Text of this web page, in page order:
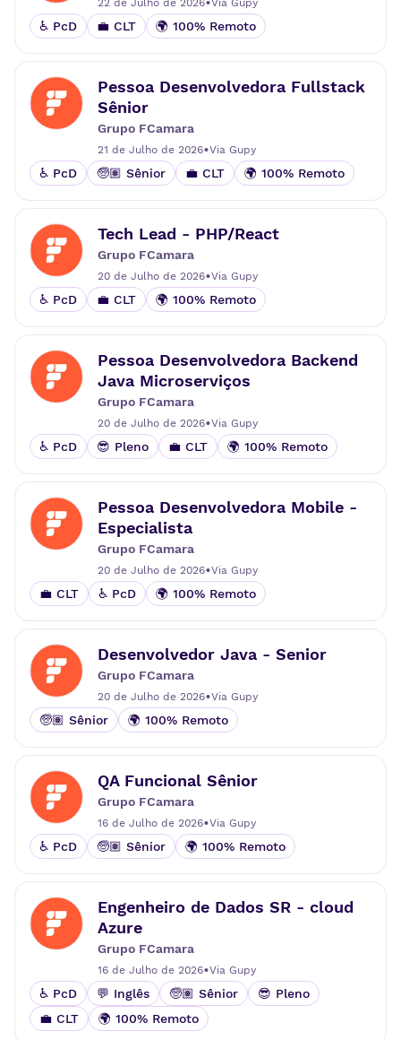
♿ PcD 💼 CLT 🌍 100% Remoto
Pessoa Desenvolvedora Fullstack
Sênior
Grupo FCamara
21 de Julho de 2026•Via Gupy
♿ PcD 🧓🏽 Sênior 💼 CLT 🌍 100% Remoto
Tech Lead - PHP/React
Grupo FCamara
20 de Julho de 2026•Via Gupy
♿ PcD 💼 CLT 🌍 100% Remoto
Pessoa Desenvolvedora Backend
Java Microserviços
Grupo FCamara
20 de Julho de 2026•Via Gupy
♿ PcD 😎 Pleno 💼 CLT 🌍 100% Remoto
Pessoa Desenvolvedora Mobile -
Especialista
Grupo FCamara
20 de Julho de 2026•Via Gupy
💼 CLT ♿ PcD 🌍 100% Remoto
Desenvolvedor Java - Senior
Grupo FCamara
20 de Julho de 2026•Via Gupy
🧓🏽 Sênior 🌍 100% Remoto
QA Funcional Sênior
Grupo FCamara
16 de Julho de 2026•Via Gupy
♿ PcD 🧓🏽 Sênior 🌍 100% Remoto
Engenheiro de Dados SR - cloud
Azure
Grupo FCamara
16 de Julho de 2026•Via Gupy
♿ PcD 💬 Inglês 🧓🏽 Sênior
😎 Pleno
💼 CLT
🌍 100% Remoto